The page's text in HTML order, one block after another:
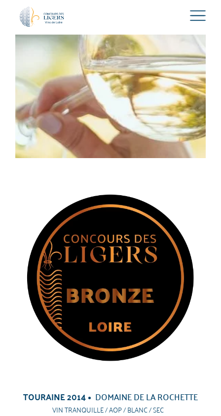
TOURAINE 2014 DOMAINE DE LA ROCHETTE
VIN TRANQUILLE / AOP / BLANC / SEC